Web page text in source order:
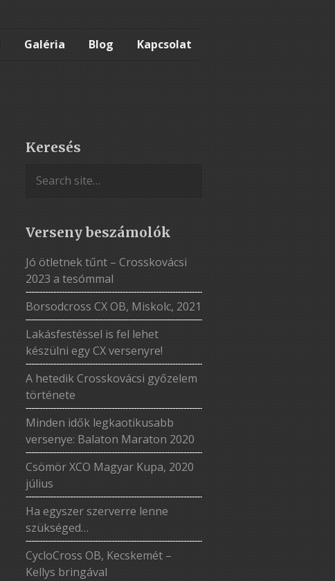
Galéria Blog Kapcsolat
Keresés
Verseny beszámolók
Jó ötletnek tűnt – Crosskovácsi
2023 a tesómmal
Borsodcross CX OB, Miskolc, 2021
Lakásfestéssel is fel lehet
készülni egy CX versenyre!
A hetedik Crosskovácsi győzelem
története
Minden idők legkaotikusabb
versenye: Balaton Maraton 2020
Csömör XCO Magyar Kupa, 2020
július
Ha egyszer szerverre lenne
szükséged…
CycloCross OB, Kecskemét –
Kellys bringával